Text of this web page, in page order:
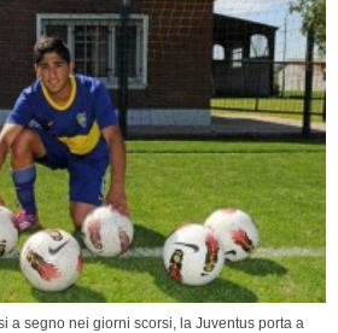
a segno nei giorni scorsi, la Juventus porta a